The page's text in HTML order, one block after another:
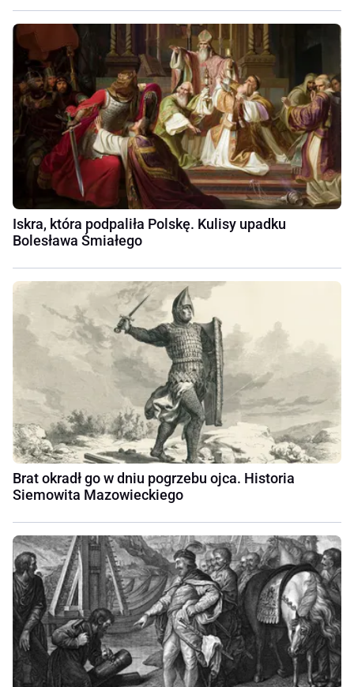
Iskra, która podpaliła Polskę. Kulisy upadku
Bolesława Śmiałego
Brat okradł go w dniu pogrzebu ojca. Historia
Siemowita Mazowieckiego